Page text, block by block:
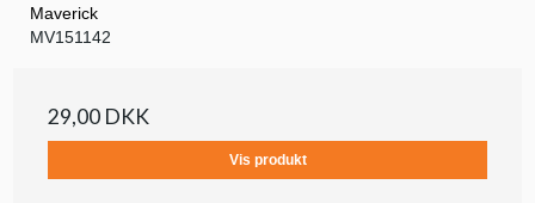
Maverick
MV151142
29,00 DKK
Vis produkt